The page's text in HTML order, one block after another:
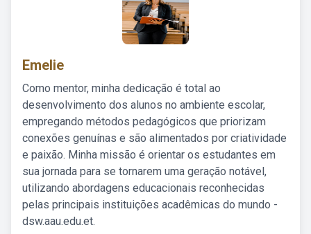
Emelie
Como mentor, minha dedicação é total ao
desenvolvimento dos alunos no ambiente escolar,
empregando métodos pedagógicos que priorizam
conexões genuínas e são alimentados por criatividade
e paixão. Minha missão é orientar os estudantes em
sua jornada para se tornarem uma geração notável,
utilizando abordagens educacionais reconhecidas
pelas principais instituições acadêmicas do mundo -
dsw.aau.edu.et.